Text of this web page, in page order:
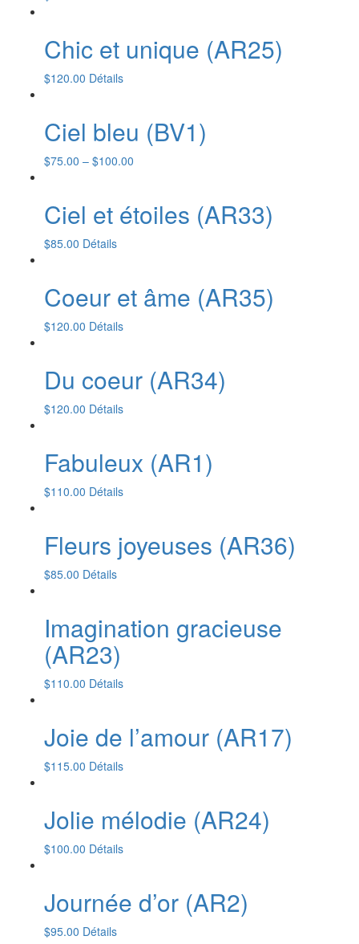
Chic et unique (AR25)
$120.00 Détails
Ciel bleu (BV1)
$75.00 – $100.00
Ciel et étoiles (AR33)
$85.00 Détails
Coeur et âme (AR35)
$120.00 Détails
Du coeur (AR34)
$120.00 Détails
Fabuleux (AR1)
$110.00 Détails
Fleurs joyeuses (AR36)
$85.00 Détails
Imagination gracieuse
(AR23)
$110.00 Détails
Joie de l’amour (AR17)
$115.00 Détails
Jolie mélodie (AR24)
$100.00 Détails
Journée d’or (AR2)
$95.00 Détails